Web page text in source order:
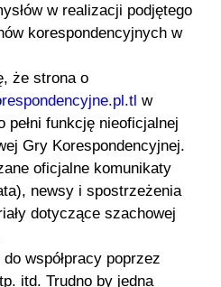
w realizacji podjętego
korespondencyjnych w
że strona o
w
funkcję nieoficjalnej
Gry Korespondencyjnej.
oficjalne komunikaty
newsy i spostrzeżenia
dotyczące szachowej
współpracy poprzez
itd. Trudno by jedna